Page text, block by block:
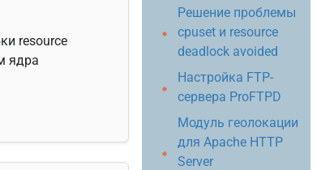
resource
ядра
Решение проблемы
cpuset и resource
deadlock avoided
Настройка FTP-
сервера ProFTPD
Модуль геолокации
для Apache HTTP
Server